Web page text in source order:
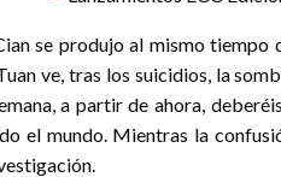
se produjo al mismo
ve, tras los suicidios, la
a partir de ahora,
el mundo. Mientras la